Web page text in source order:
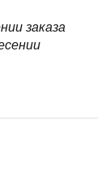
заказа